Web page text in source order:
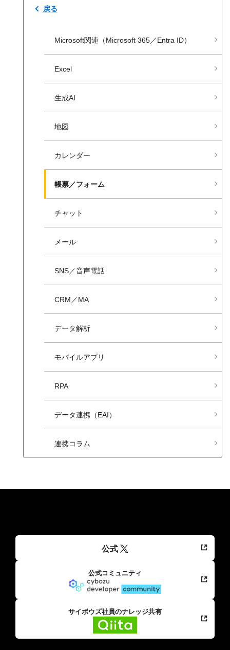
戻る
Microsoft関連​（Microsoft 365／Entra ID）
Excel
生成AI
地図
カレンダー
帳票／フォーム
チャット
メール
SNS／音声電話
CRM／MA
データ解析
モバイルアプリ
RPA
データ連携​（EAI）
連携コラム
公式
公式コミュニティ
サイボウズ社員のナレッジ共有